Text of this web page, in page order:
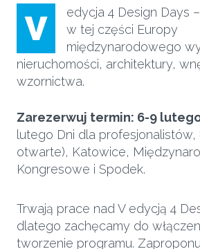
V
edycja 4 Design Days
w tej części Europy
międzynarodowego
nieruchomości, architektury,
wzornictwa.
Zarezerwuj termin: 6-9 lutego
lutego Dni dla
otwarte), Katowice,
Kongresowe i Spodek.
Trwają prace nad V edycją 4
dlatego zachęcamy do
tworzenie programu.